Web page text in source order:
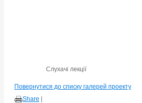
Слухачі лекції
Повернутися до списку галерей проекту
Share